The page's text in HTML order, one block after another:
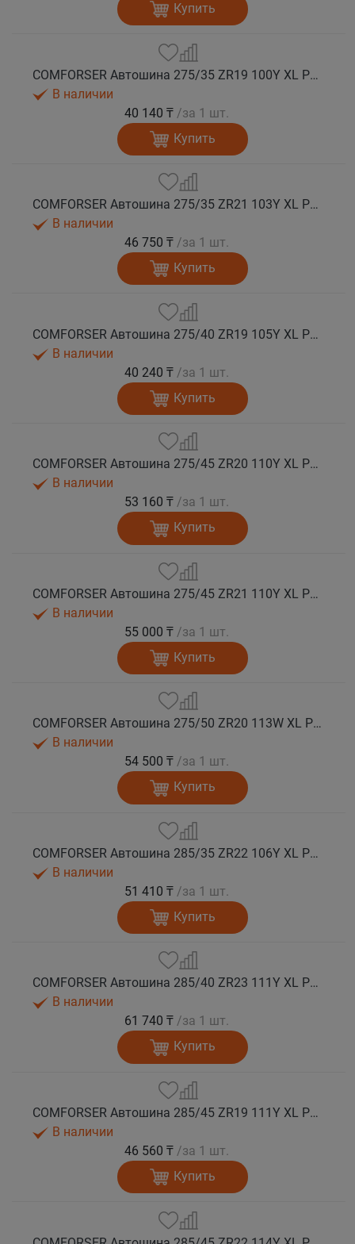
Купить
COMFORSER Автошина 275/35 ZR19 100Y XL PURESPEED лето
В наличии
40 140 ₸ /за 1 шт.
Купить
COMFORSER Автошина 275/35 ZR21 103Y XL PURESPEED лето
В наличии
46 750 ₸ /за 1 шт.
Купить
COMFORSER Автошина 275/40 ZR19 105Y XL PURESPEED лето
В наличии
40 240 ₸ /за 1 шт.
Купить
COMFORSER Автошина 275/45 ZR20 110Y XL PURESPEED лето
В наличии
53 160 ₸ /за 1 шт.
Купить
COMFORSER Автошина 275/45 ZR21 110Y XL PURESPEED лето
В наличии
55 000 ₸ /за 1 шт.
Купить
COMFORSER Автошина 275/50 ZR20 113W XL PURESPEED лето
В наличии
54 500 ₸ /за 1 шт.
Купить
COMFORSER Автошина 285/35 ZR22 106Y XL PURESPEED лето
В наличии
51 410 ₸ /за 1 шт.
Купить
COMFORSER Автошина 285/40 ZR23 111Y XL PURESPEED лето
В наличии
61 740 ₸ /за 1 шт.
Купить
COMFORSER Автошина 285/45 ZR19 111Y XL PURESPEED лето
В наличии
46 560 ₸ /за 1 шт.
Купить